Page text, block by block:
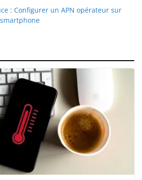
: Configurer un APN opérateur sur